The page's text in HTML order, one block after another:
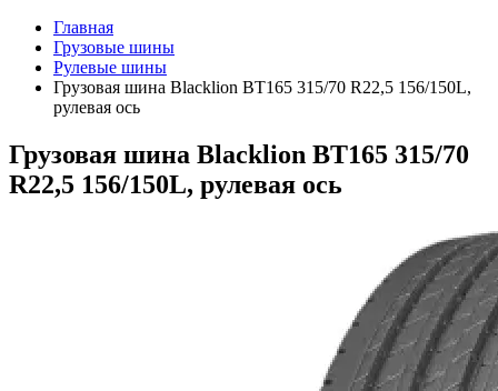
Главная
Грузовые шины
Рулевые шины
Грузовая шина Blacklion BT165 315/70 R22,5 156/150L,
рулевая ось
Грузовая шина Blacklion BT165 315/70
R22,5 156/150L, рулевая ось